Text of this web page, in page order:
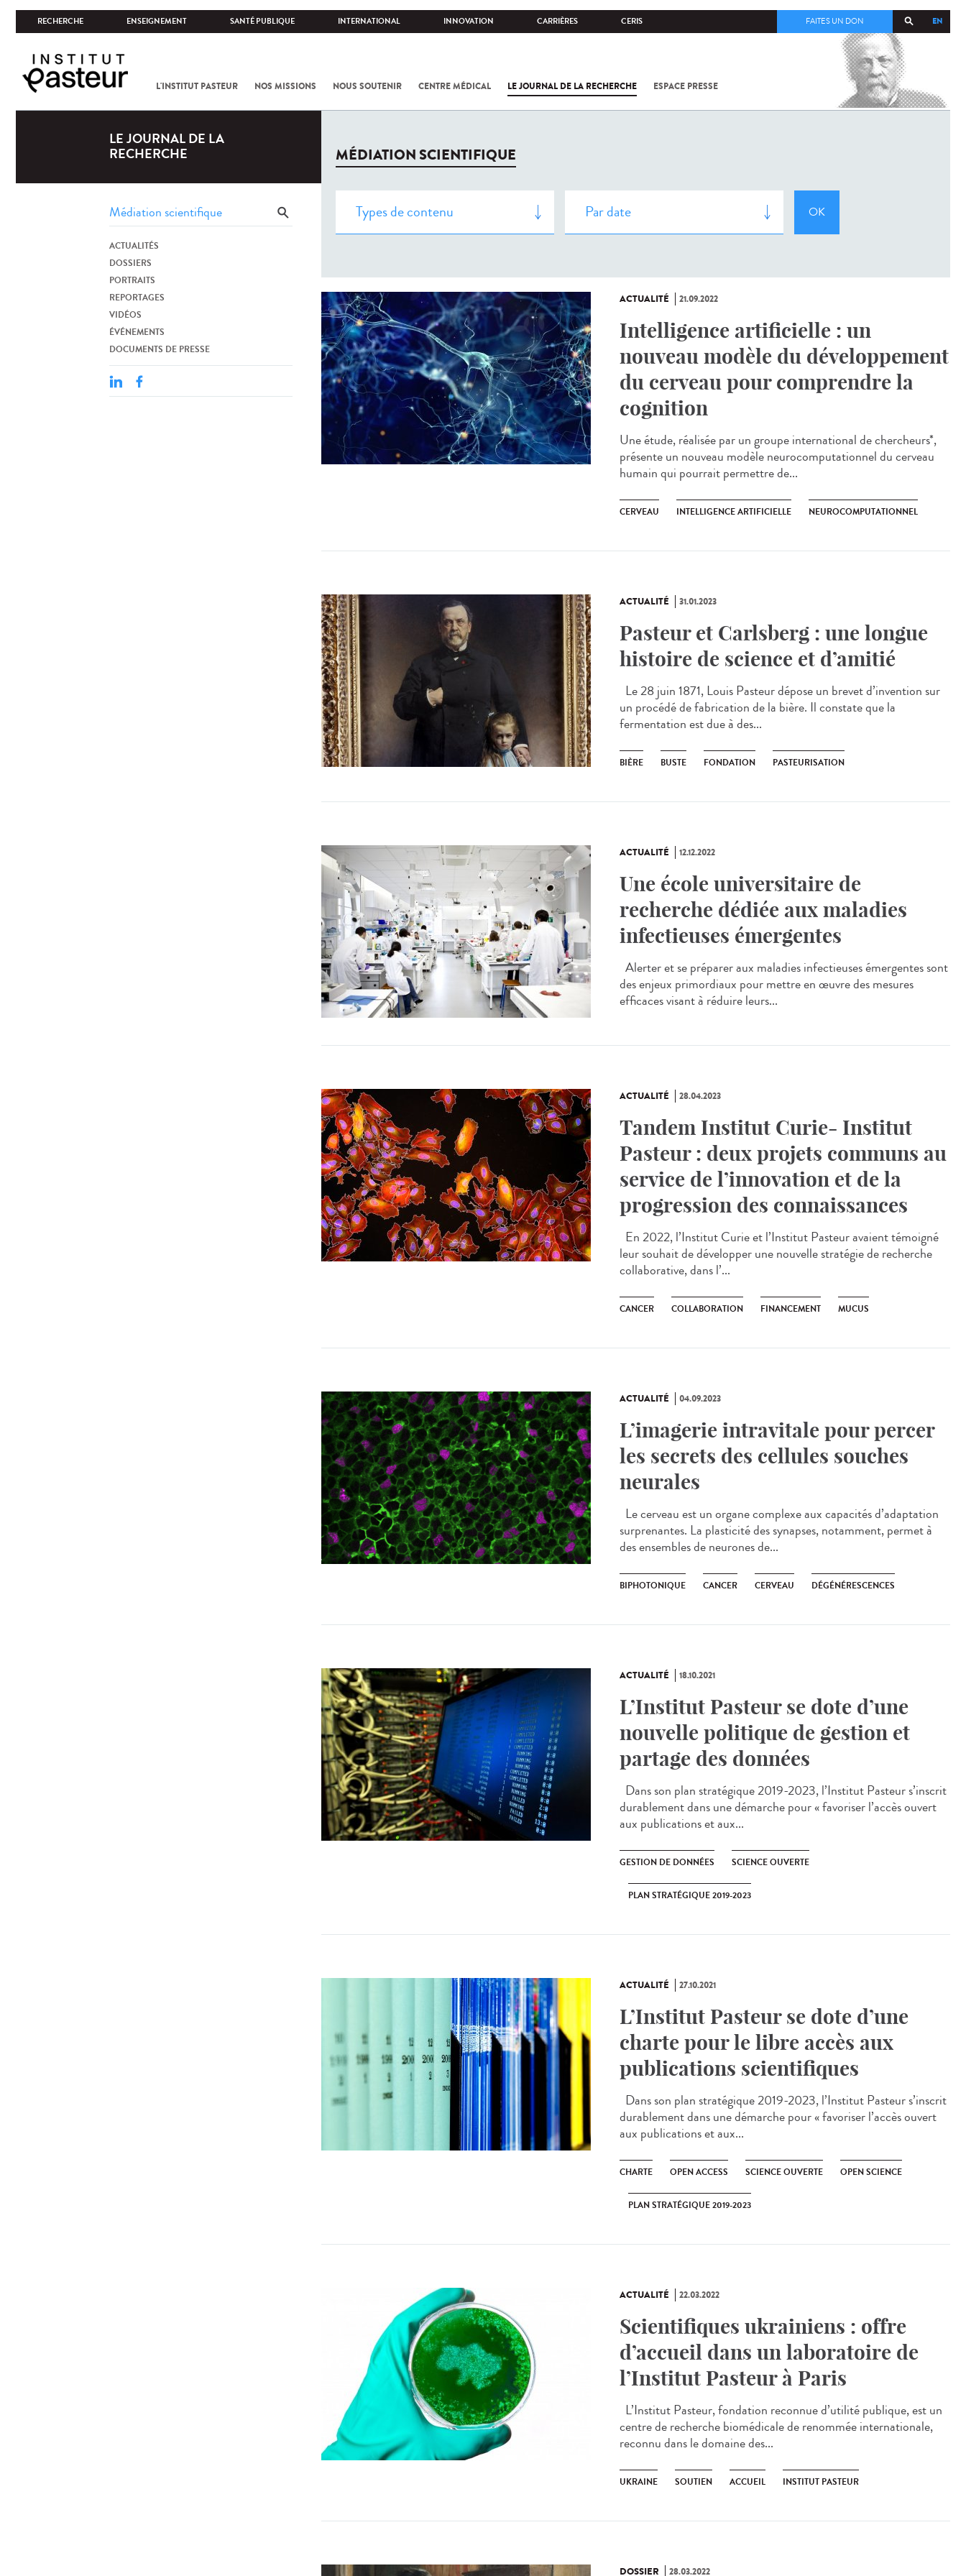
RECHERCHE ENSEIGNEMENT SANTÉ PUBLIQUE INTERNATIONAL INNOVATION CARRIÈRES CERIS EN
FAITES UN DON
L'INSTITUT PASTEUR NOS MISSIONS NOUS SOUTENIR CENTRE MÉDICAL LE JOURNAL DE LA RECHERCHE ESPACE PRESSE
COV-2 /
LE JOURNAL DE LA
RECHERCHE
ACTUALITÉS
DOSSIERS
PORTRAITS
REPORTAGES
VIDÉOS
ÉVÉNEMENTS
DOCUMENTS DE PRESSE
MÉDIATION SCIENTIFIQUE
ACTUALITÉ 21.09.2022
Intelligence artificielle : un
nouveau modèle du développement
du cerveau pour comprendre la
cognition
Une étude, réalisée par un groupe international de chercheurs*,
présente un nouveau modèle neurocomputationnel du cerveau
humain qui pourrait permettre de...
CERVEAU INTELLIGENCE ARTIFICIELLE NEUROCOMPUTATIONNEL
ACTUALITÉ 31.01.2023
Pasteur et Carlsberg : une longue
histoire de science et d’amitié
Le 28 juin 1871, Louis Pasteur dépose un brevet d’invention sur
un procédé de fabrication de la bière. Il constate que la
fermentation est due à des...
BIÈRE BUSTE FONDATION PASTEURISATION
ACTUALITÉ 12.12.2022
Une école universitaire de
recherche dédiée aux maladies
infectieuses émergentes
Alerter et se préparer aux maladies infectieuses émergentes sont
des enjeux primordiaux pour mettre en œuvre des mesures
efficaces visant à réduire leurs...
ACTUALITÉ 28.04.2023
Tandem Institut Curie- Institut
Pasteur : deux projets communs au
service de l’innovation et de la
progression des connaissances
En 2022, l’Institut Curie et l’Institut Pasteur avaient témoigné
leur souhait de développer une nouvelle stratégie de recherche
collaborative, dans l’...
CANCER COLLABORATION FINANCEMENT MUCUS
ACTUALITÉ 04.09.2023
L’imagerie intravitale pour percer
les secrets des cellules souches
neurales
Le cerveau est un organe complexe aux capacités d’adaptation
surprenantes. La plasticité des synapses, notamment, permet à
des ensembles de neurones de...
BIPHOTONIQUE CANCER CERVEAU DÉGÉNÉRESCENCES
ACTUALITÉ 18.10.2021
L’Institut Pasteur se dote d’une
nouvelle politique de gestion et
partage des données
Dans son plan stratégique 2019-2023, l’Institut Pasteur s’inscrit
durablement dans une démarche pour « favoriser l’accès ouvert
aux publications et aux...
GESTION DE DONNÉES SCIENCE OUVERTE
PLAN STRATÉGIQUE 2019-2023
ACTUALITÉ 27.10.2021
L’Institut Pasteur se dote d’une
charte pour le libre accès aux
publications scientifiques
Dans son plan stratégique 2019-2023, l’Institut Pasteur s’inscrit
durablement dans une démarche pour « favoriser l’accès ouvert
aux publications et aux...
CHARTE OPEN ACCESS SCIENCE OUVERTE OPEN SCIENCE
PLAN STRATÉGIQUE 2019-2023
ACTUALITÉ 22.03.2022
Scientifiques ukrainiens : offre
d’accueil dans un laboratoire de
l’Institut Pasteur à Paris
L’Institut Pasteur, fondation reconnue d’utilité publique, est un
centre de recherche biomédicale de renommée internationale,
reconnu dans le domaine des...
UKRAINE SOUTIEN ACCUEIL INSTITUT PASTEUR
DOSSIER 28.03.2022